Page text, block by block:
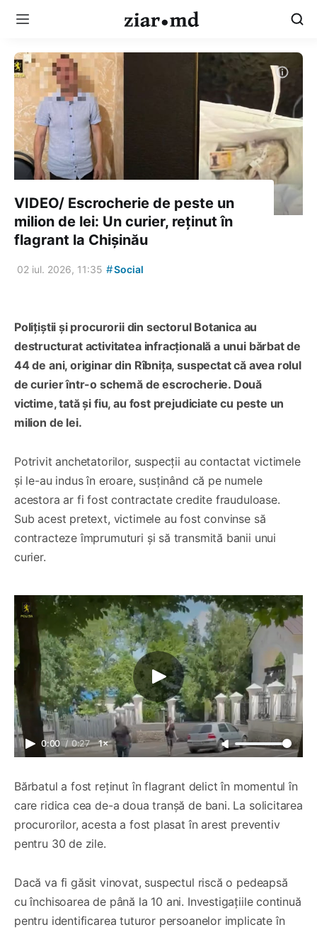
VIDEO/ Escrocherie de peste un
milion de lei: Un curier, reținut în
flagrant la Chișinău
02 iul. 2026, 11:35 #Social
Polițiștii și procurorii din sectorul Botanica au
destructurat activitatea infracțională a unui bărbat de
44 de ani, originar din Rîbnița, suspectat că avea rolul
de curier într-o schemă de escrocherie. Două
victime, tată și fiu, au fost prejudiciate cu peste un
milion de lei.
Potrivit anchetatorilor, suspecții au contactat victimele
și le-au indus în eroare, susținând că pe numele
acestora ar fi fost contractate credite frauduloase.
Sub acest pretext, victimele au fost convinse să
contracteze împrumuturi și să transmită banii unui
curier.
0:00 / 0:27 1×
Bărbatul a fost reținut în flagrant delict în momentul în
care ridica cea de-a doua tranșă de bani. La solicitarea
procurorilor, acesta a fost plasat în arest preventiv
pentru 30 de zile.
Dacă va fi găsit vinovat, suspectul riscă o pedeapsă
cu închisoarea de până la 10 ani. Investigațiile continuă
pentru identificarea tuturor persoanelor implicate în